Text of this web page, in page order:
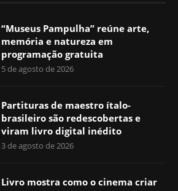
“Museus Pampulha” reúne arte,
memória e natureza em
programação gratuita
5 de agosto de 2026
Partituras de maestro ítalo-
brasileiro são redescobertas e
viram livro digital inédito
3 de agosto de 2026
Livro mostra como o cinema criar